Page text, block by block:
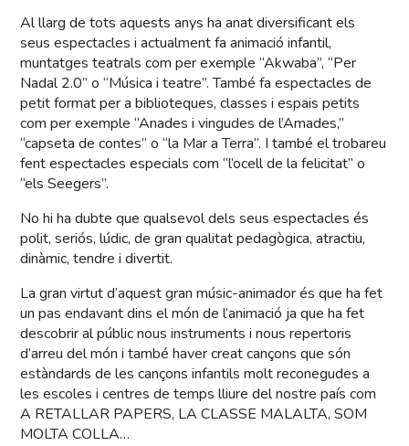
Al llarg de tots aquests anys ha anat diversificant els
seus espectacles i actualment fa animació infantil,
muntatges teatrals com per exemple “Akwaba”, “Per
Nadal 2.0” o “Música i teatre”. També fa espectacles de
petit format per a biblioteques, classes i espais petits
com per exemple “Anades i vingudes de l’Amades,”
“capseta de contes” o “la Mar a Terra”. I també el trobareu
fent espectacles especials com “l’ocell de la felicitat” o
“els Seegers”.
No hi ha dubte que qualsevol dels seus espectacles és
polit, seriós, lúdic, de gran qualitat pedagògica, atractiu,
dinàmic, tendre i divertit.
La gran virtut d’aquest gran músic-animador és que ha fet
un pas endavant dins el món de l’animació ja que ha fet
descobrir al públic nous instruments i nous repertoris
d’arreu del món i també haver creat cançons que són
estàndards de les cançons infantils molt reconegudes a
les escoles i centres de temps lliure del nostre país com
A RETALLAR PAPERS, LA CLASSE MALALTA, SOM
MOLTA COLLA…